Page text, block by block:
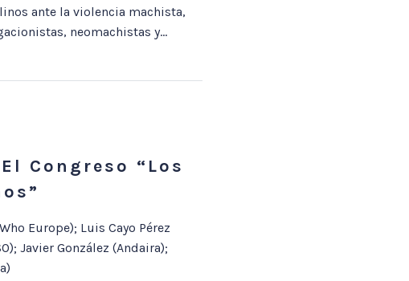
ante la violencia machista,
neomachistas y...
Congreso “Los
Europe); Luis Cayo Pérez
Javier González (Andaira);